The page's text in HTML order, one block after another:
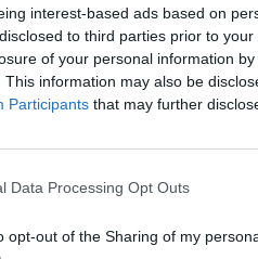
interest-based ads based on
to third parties prior to
of your personal information
This information may also be
Participants that may further
Data Processing Opt Outs
opt-out of the Sharing of my
ενώ θα